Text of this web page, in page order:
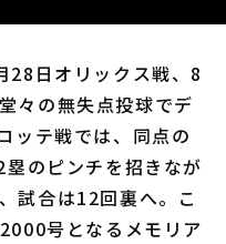
日オリックス戦、8
々の無失点投球でデ
ッテ戦では、同点の
のピンチを招きなが
試合は12回裏へ。こ
号となるメモリア